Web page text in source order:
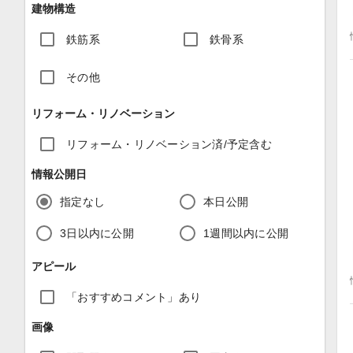
建物構造
鉄筋系 鉄骨系
その他
リフォーム・リノベーション
リフォーム・リノベーション済/予定含む
情報公開日
指定なし 本日公開
3日以内に公開 1週間以内に公開
アピール
「おすすめコメント」あり
画像